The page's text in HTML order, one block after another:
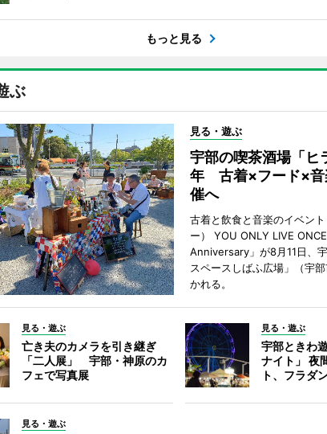
もっと見る
ぶ
見る・遊ぶ
宇部の喫茶酒場「ヒ
年 古着×フード×音
催へ
古着と飲食と音楽のイベン
ー） YOU ONLY LIVE
Anniversary」が8月11日、
スペースしばふ広場」（宇
かれる。
見る・遊ぶ
亡き夫のカメラを引き継ぎ
「二人展」 宇部・神原のカ
フェで写真展
見る・遊ぶ
宇部ときわ
ナイト」 夜
ト、フラダ
見る・遊ぶ